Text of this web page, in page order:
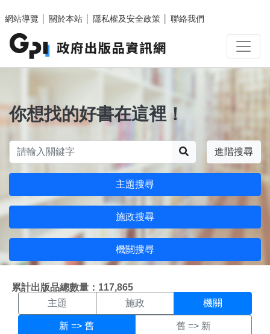
網站導覽
關於本站 隱私權及安全政策 聯絡我們
你想找的好書在這裡！
進階搜尋
主題搜尋
施政搜尋
機關搜尋
累計出版品總數量：117,865
機關搜尋結果頁面
主題 施政 機關
新 => 舊 舊 => 新